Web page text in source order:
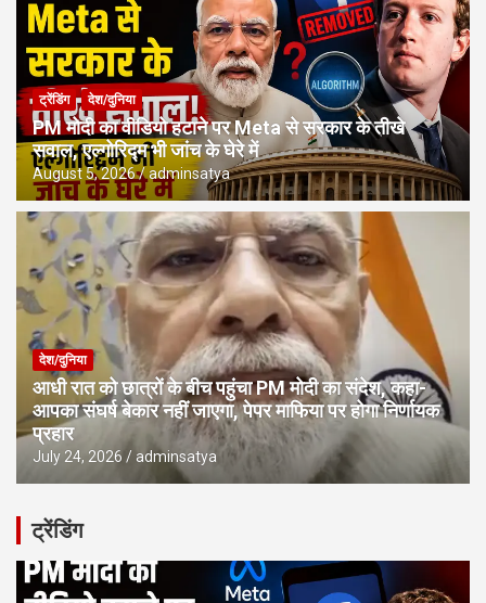
ट्रेंडिंग देश/दुनिया
PM मोदी का वीडियो हटाने पर Meta से सरकार के तीखे
सवाल, एल्गोरिद्म भी जांच के घेरे में
August 5, 2026 adminsatya
देश/दुनिया
आधी रात को छात्रों के बीच पहुंचा PM मोदी का संदेश, कहा-
आपका संघर्ष बेकार नहीं जाएगा, पेपर माफिया पर होगा निर्णायक
प्रहार
July 24, 2026 adminsatya
ट्रेंडिंग